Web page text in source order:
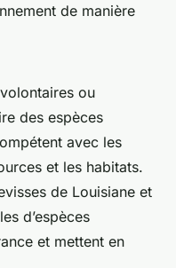
de manière
ou
des espèces
avec les
et les habitats.
de Louisiane et
d’espèces
et mettent en